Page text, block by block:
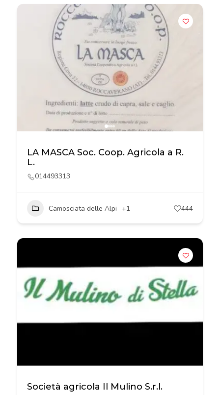
LA MASCA Soc. Coop. Agricola a R.
L.
014493313
Camosciata delle Alpi +1 444
Società agricola Il Mulino S.r.l.